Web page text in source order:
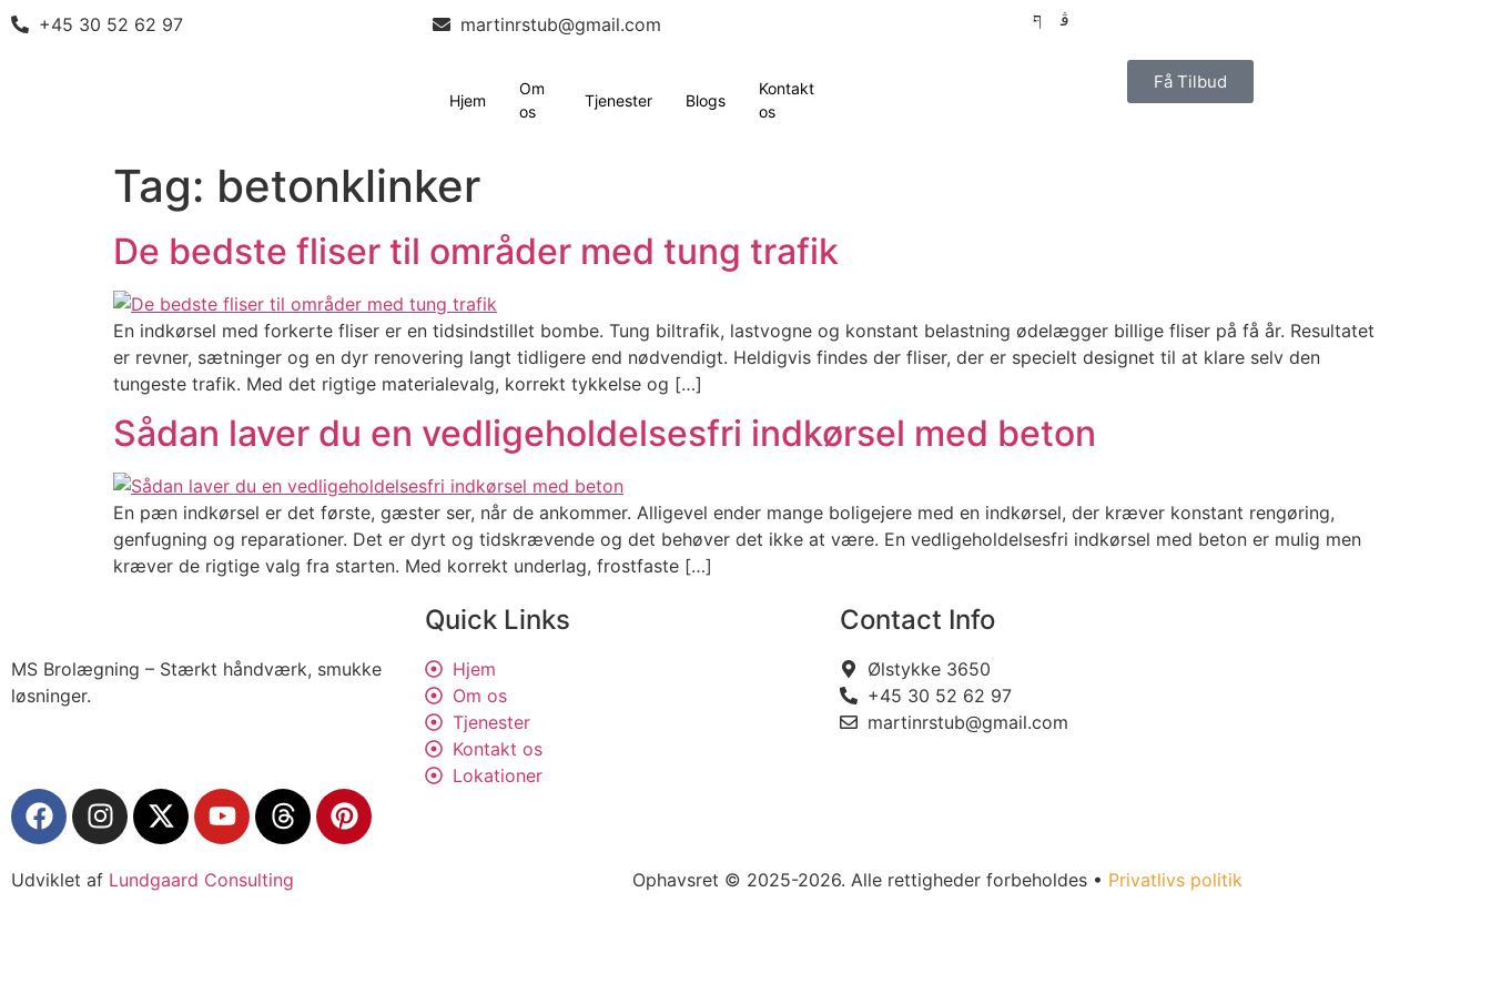
+45 30 52 62 97 martinrstub@gmail.com
Hjem
Om
os
Tjenester Blogs
Kontakt
os
Få Tilbud
Tag: betonklinker
De bedste fliser til områder med tung trafik
En indkørsel med forkerte fliser er en tidsindstillet bombe. Tung biltrafik, lastvogne og konstant belastning ødelægger billige fliser på få år. Resultatet
er revner, sætninger og en dyr renovering langt tidligere end nødvendigt. Heldigvis findes der fliser, der er specielt designet til at klare selv den
tungeste trafik. Med det rigtige materialevalg, korrekt tykkelse og […]
Sådan laver du en vedligeholdelsesfri indkørsel med beton
En pæn indkørsel er det første, gæster ser, når de ankommer. Alligevel ender mange boligejere med en indkørsel, der kræver konstant rengøring,
genfugning og reparationer. Det er dyrt og tidskrævende og det behøver det ikke at være. En vedligeholdelsesfri indkørsel med beton er mulig men
kræver de rigtige valg fra starten. Med korrekt underlag, frostfaste […]
MS Brolægning – Stærkt håndværk, smukke
løsninger.
Quick Links
Hjem
Om os
Tjenester
Kontakt os
Lokationer
Contact Info
Ølstykke 3650
+45 30 52 62 97
martinrstub@gmail.com
Udviklet af Lundgaard Consulting Ophavsret © 2025-2026. Alle rettigheder forbeholdes • Privatlivs politik